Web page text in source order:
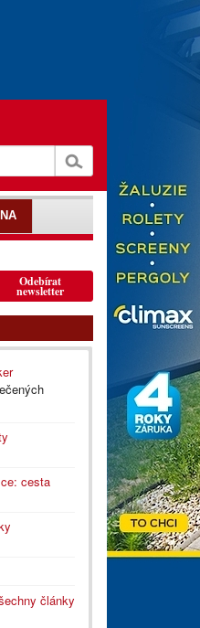
Odebírat
newsletter
cesta
články